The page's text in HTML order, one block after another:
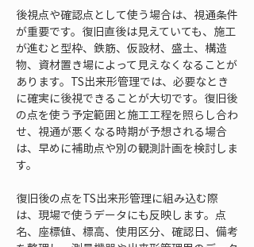
後視点や確認点として使う場合は、視通条件
が重要です。復旧直後は見えていても、施工
が進むと型枠、鉄筋、仮設材、盛土、構造
物、資材置き場によって見えなくなることが
あります。TS出来形管理では、必要なとき
に確実に後視できることが大切です。復旧後
の点を使う予定範囲と施工工程を照らし合わ
せ、視通が悪くなる時期が予想される場合
は、早めに補助点や別の観測計画を検討しま
す。
復旧後の点をTS出来形管理に組み込む際
は、現場で使うデータにも反映します。点
名、座標値、標高、使用区分、確認日、備考